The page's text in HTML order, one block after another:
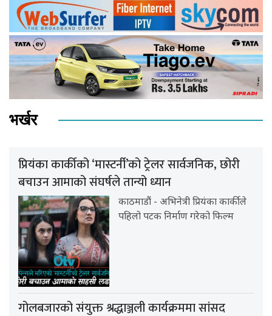
भर्खर
प्रियंका कार्कीको ‘मास्टर्नी’को ट्रेलर सार्वजनिक, छोरी
बचाउन आमाको संघर्षले तान्यो ध्यान
काठमाडौं - अभिनेत्री प्रियंका कार्कीले
पहिलो पटक निर्माण गरेको फिल्म
गोलबजारको संयुक्त श्रद्धाञ्जली कार्यक्रममा सांसद